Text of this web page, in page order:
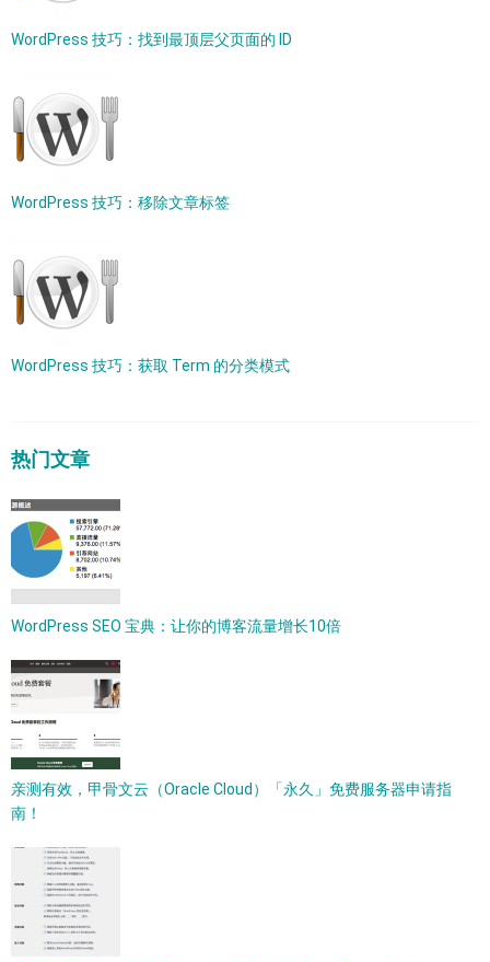
WordPress 技巧：找到最顶层父页面的 ID
WordPress 技巧：移除文章标签
WordPress 技巧：获取 Term 的分类模式
热门文章
WordPress SEO 宝典：让你的博客流量增长10倍
亲测有效，甲骨文云（Oracle Cloud）「永久」免费服务器申请指
南！